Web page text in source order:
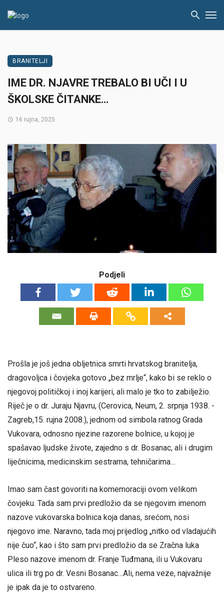
BRANITELJI
IME DR. NJAVRE TREBALO BI UČI I U
ŠKOLSKE ČITANKE…
16 rujna, 2025
Podjeli
Prošla je još jedna obljetnica smrti hrvatskog branitelja,
dragovoljca i čovjeka gotovo „bez mrlje“, kako bi se reklo o
njegovoj političkoj i inoj karijeri, ali malo je tko to zabilježio.
Riječ je o dr. Juraju Njavru, (Cerovica, Neum, 2. srpnja 1938. -
Zagreb,15. rujna 2008.), jednom od simbola ratnog Grada
Vukovara, odnosno njezine razorene bolnice, u kojoj je
spašavao ljudske živote, zajedno s dr. Bosanac, ali i drugim
liječnicima, medicinskim sestrama, tehničarima…
Imao sam čast govoriti na komemoraciji ovom velikom
čovjeku. Tada sam prvi predložio da se njegovim imenom
nazove vukovarska bolnica koja danas, srećom, nosi
njegovo ime. Naravno, tada moj prijedlog „nitko od vladajućih
nije čuo“, kao i što sam prvi predložio da se Zračna luka
Pleso nazove imenom dr. Franje Tuđmana, ili u Vukovaru
ulica ili trg po dr. Vesni Bosanac…Ali, nema veze, najvažnije
je ipak da je to ostvareno.